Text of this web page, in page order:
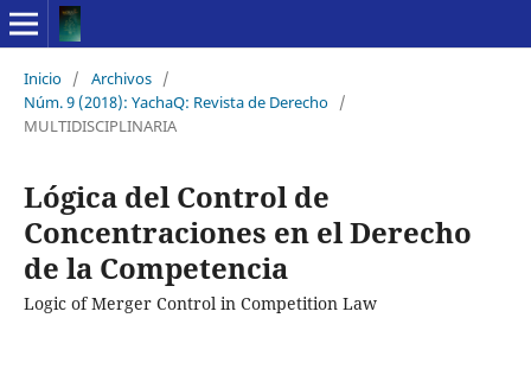
Inicio / Archivos /
Núm. 9 (2018): YachaQ: Revista de Derecho /
MULTIDISCIPLINARIA
Lógica del Control de
Concentraciones en el Derecho
de la Competencia
Logic of Merger Control in Competition Law